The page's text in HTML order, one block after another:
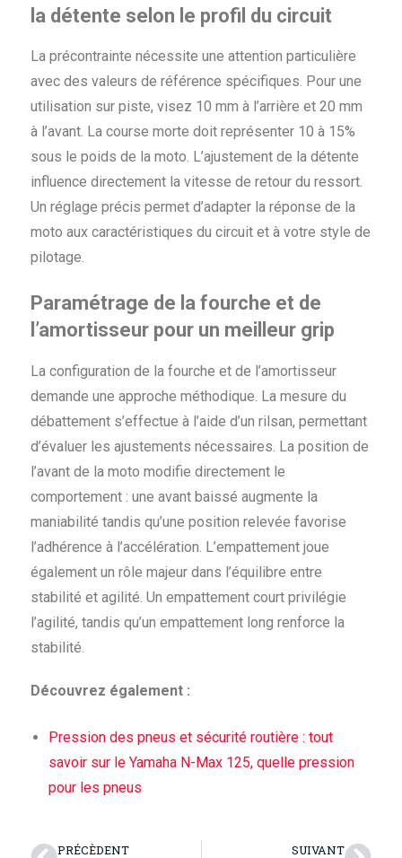
la détente selon le profil du circuit
La précontrainte nécessite une attention particulière
avec des valeurs de référence spécifiques. Pour une
utilisation sur piste, visez 10 mm à l’arrière et 20 mm
à l’avant. La course morte doit représenter 10 à 15%
sous le poids de la moto. L’ajustement de la détente
influence directement la vitesse de retour du ressort.
Un réglage précis permet d’adapter la réponse de la
moto aux caractéristiques du circuit et à votre style de
pilotage.
Paramétrage de la fourche et de
l’amortisseur pour un meilleur grip
La configuration de la fourche et de l’amortisseur
demande une approche méthodique. La mesure du
débattement s’effectue à l’aide d’un rilsan, permettant
d’évaluer les ajustements nécessaires. La position de
l’avant de la moto modifie directement le
comportement : une avant baissé augmente la
maniabilité tandis qu’une position relevée favorise
l’adhérence à l’accélération. L’empattement joue
également un rôle majeur dans l’équilibre entre
stabilité et agilité. Un empattement court privilégie
l’agilité, tandis qu’un empattement long renforce la
stabilité.
Découvrez également :
Pression des pneus et sécurité routière : tout
savoir sur le Yamaha N-Max 125, quelle pression
pour les pneus
PRÉCÈDENT SUIVANT